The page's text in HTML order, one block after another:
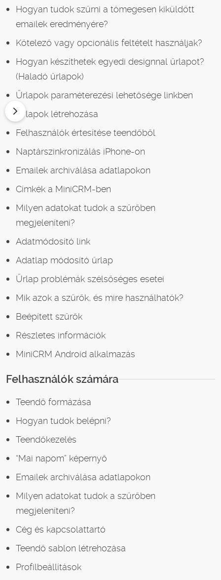
Hogyan tudok szűrni a tömegesen kiküldött
emailek eredményére?
Kötelező vagy opcionális feltételt használjak?
Hogyan készíthetek egyedi designnal űrlapot?
(Haladó űrlapok)
Űrlapok paraméterezési lehetősége linkben
Űrlapok létrehozása
Felhasználók értesítése teendőből
Naptárszinkronizálás iPhone-on
Emailek archiválása adatlapokon
Címkék a MiniCRM-ben
Milyen adatokat tudok a szűrőben
megjeleníteni?
Adatmódosító link
Adatlap módosító űrlap
Űrlap problémák szélsőséges esetei
Mik azok a szűrők, és mire használhatók?
Beépített szűrők
Részletes információk
MiniCRM Android alkalmazás
Felhasználók számára
Teendő formázása
Hogyan tudok belépni?
Teendőkezelés
“Mai napom” képernyő
Emailek archiválása adatlapokon
Milyen adatokat tudok a szűrőben
megjeleníteni?
Cég és kapcsolattartó
Teendő sablon létrehozása
Profilbeállítások